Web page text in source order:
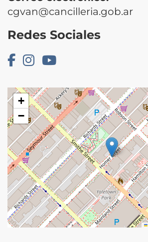
cgvan@cancilleria.gob.ar
Redes Sociales
+
−